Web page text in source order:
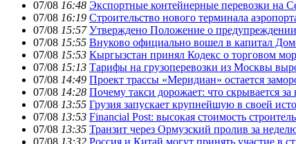
07/08 16:48 Экспортные контейнерные перевозки на
07/08 16:19 Строительство нового терминала
07/08 15:57 Утверждено Положение о
07/08 15:55 Внуково официально вошел в капитал
07/08 15:53 Кыргызстан принял Кодекс о торговом
07/08 15:13 Тарифы на грузоперевозки из Москвы
07/08 14:49 Проект трассы «Меридиан» остается
07/08 14:28 Почему такси дорожает: что скрывается
07/08 13:55 Грузия запускает крупнейшую в своей
07/08 13:53 Financial Post: высокая стоимость
07/08 13:35 Транзит через Ормузский пролив за
07/08 13:32 Россия и Китай могут принять участие в